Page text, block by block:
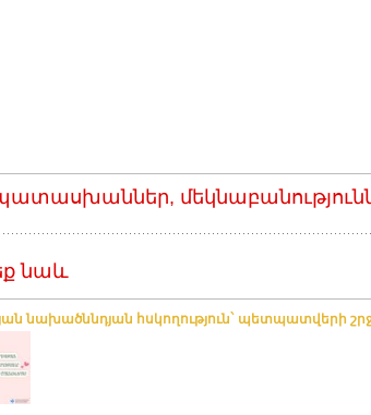
նաև
նախածննդյան հսկողություն` պետպատվերի